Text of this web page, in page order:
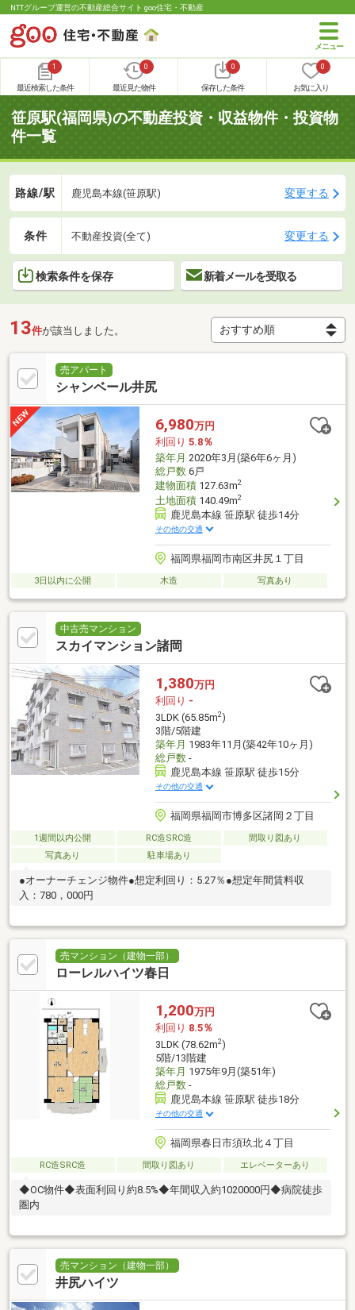
NTTグループ運営の不動産総合サイト goo住宅・不動産
1
最近検索した条件
0
最近見た物件
0
保存した条件
0
お気に入り
笹原駅(福岡県)の不動産投資・収益物件・投資物
件一覧
路線/駅 鹿児島本線(笹原駅) 変更する
条件 不動産投資(全て) 変更する
検索条件を保存 新着メールを受取る
13件が該当しました。
売アパート
シャンベール井尻
6,980万円
利回り 5.8％
築年月 2020年3月(築6年6ヶ月)
総戸数6戸
建物面積127.63m2
土地面積140.49m2
鹿児島本線 笹原駅 徒歩14分
その他の交通
福岡県福岡市南区井尻１丁目
3日以内に公開 木造 写真あり
中古売マンション
スカイマンション諸岡
1,380万円
利回り -
3LDK (65.85m2)
3階/5階建
築年月 1983年11月(築42年10ヶ月)
総戸数-
鹿児島本線 笹原駅 徒歩15分
その他の交通
福岡県福岡市博多区諸岡２丁目
1週間以内公開 RC造SRC造
間取り図あり
写真あり
駐車場あり
●オーナーチェンジ物件●想定利回り：5.27％●想定年間賃料収
入：780，000円
売マンション（建物一部）
ローレルハイツ春日
1,200万円
利回り 8.5％
3LDK (78.62m2)
5階/13階建
築年月 1975年9月(築51年)
総戸数-
鹿児島本線 笹原駅 徒歩18分
その他の交通
福岡県春日市須玖北４丁目
RC造SRC造 間取り図あり エレベーターあり
◆OC物件◆表面利回り約8.5%◆年間収入約1020000円◆病院徒歩
圏内
売マンション（建物一部）
井尻ハイツ